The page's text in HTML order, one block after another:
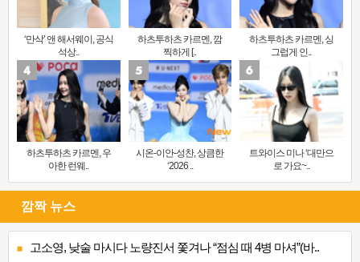
‘만삭’ 앤 해서웨이, 공식
석상..
하츠투하츠 카르멘, 깜
찍하게 [..
하츠투하츠 카르멘, 싱
그럽게 인..
하츠투하츠 카르멘, 우
아한 런웨..
시온-이안-성찬, 상큼한
‘2026 ..
트와이스 미나 ‘대만으
로 가요~..
깜짝 뉴스
고소영, 낮술 마시다 노량진서 쫓겨나 “점심 때 4병 마셔”(바..